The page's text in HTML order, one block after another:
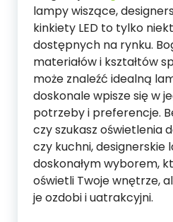
lampy wiszące,
kinkiety LED to tylko
dostępnych na rynku.
materiałów i kształtów
może znaleźć idealną
doskonale wpisze się w
potrzeby i preferencje.
czy szukasz oświetlenia
czy kuchni, designerskie
doskonałym wyborem,
oświetli Twoje wnętrze,
je ozdobi i uatrakcyjni.